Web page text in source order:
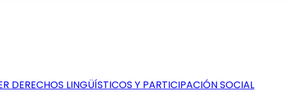
DERECHOS LINGÜÍSTICOS Y PARTICIPACIÓN SOCIAL